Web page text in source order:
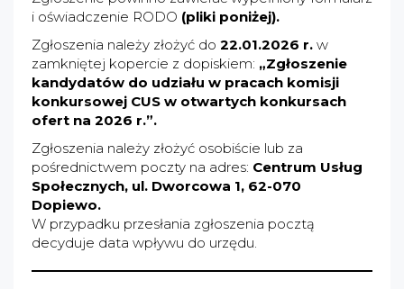
i oświadczenie RODO (pliki poniżej).
Zgłoszenia należy złożyć do 22.01.2026 r. w
zamkniętej kopercie z dopiskiem: „Zgłoszenie
kandydatów do udziału w pracach komisji
konkursowej CUS w otwartych konkursach
ofert na 2026 r.”.
Zgłoszenia należy złożyć osobiście lub za
pośrednictwem poczty na adres: Centrum Usług
Społecznych, ul. Dworcowa 1, 62-070
Dopiewo.
W przypadku przesłania zgłoszenia pocztą
decyduje data wpływu do urzędu.